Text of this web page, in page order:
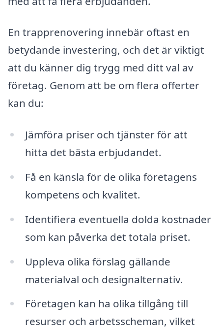
En trapprenovering innebär oftast en
betydande investering, och det är viktigt
att du känner dig trygg med ditt val av
företag. Genom att be om flera offerter
kan du:
Jämföra priser och tjänster för att
hitta det bästa erbjudandet.
Få en känsla för de olika företagens
kompetens och kvalitet.
Identifiera eventuella dolda kostnader
som kan påverka det totala priset.
Uppleva olika förslag gällande
materialval och designalternativ.
Företagen kan ha olika tillgång till
resurser och arbetsscheman, vilket